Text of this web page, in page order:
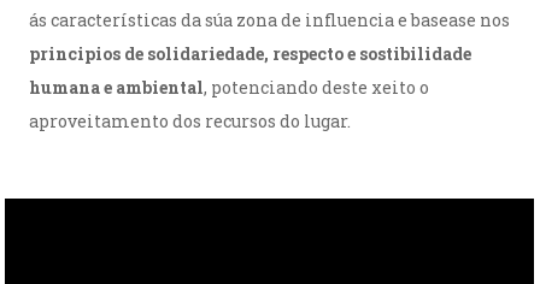
ás características da súa zona de influencia e basease nos
principios de solidariedade, respecto e sostibilidade
humana e ambiental, potenciando deste xeito o
aproveitamento dos recursos do lugar.